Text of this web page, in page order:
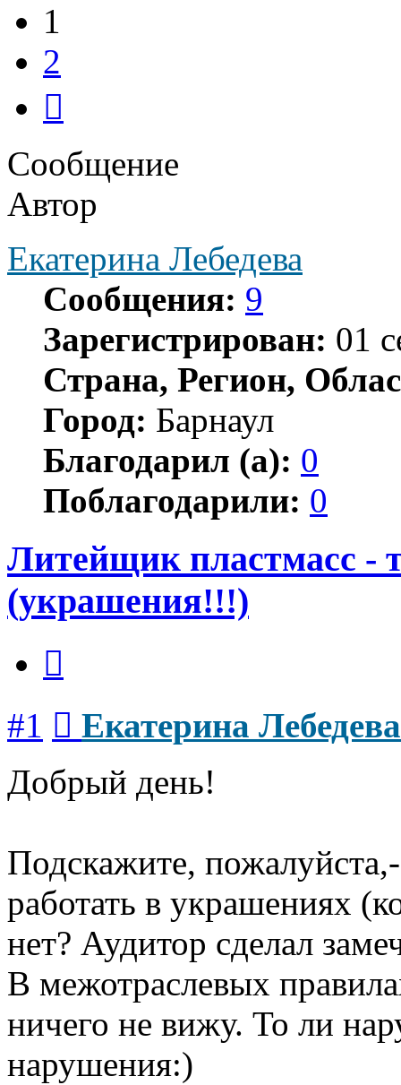
1
2
Сообщение
Автор
Екатерина Лебедева
Сообщения: 9
Зарегистрирован: 01
Страна, Регион,
Город: Барнаул
Благодарил (а): 0
Поблагодарили: 0
Литейщик пластмасс -
(украшения!!!)
#1
Екатерина Лебедева
Добрый день!
Подскажите,
работать в украшениях
нет? Аудитор сделал
В межотраслевых
ничего не вижу. То ли
нарушения:)